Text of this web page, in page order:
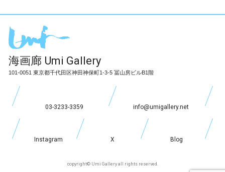
海画廊 Umi Gallery
101-0051 東京都千代田区神田神保町1-3-5 冨山房ビルB1階
03-3233-3359 info@umigallery.net
Instagram X Blog
copyright© Umi Gallery all rights reserved.